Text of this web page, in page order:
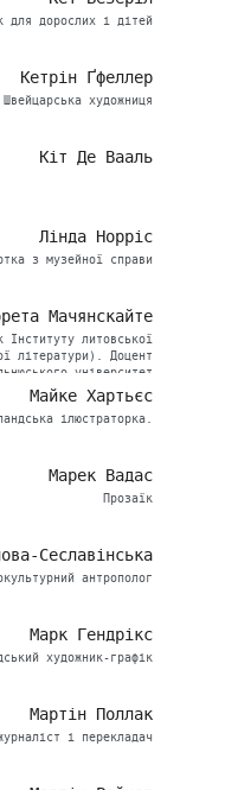
для дорослих і дітей
Кетрін Ґфеллер
Швейцарська художниця
Кіт Де Вааль
Лінда Норріс
з музейної справи
Мачянскайте
Інституту литовської
літератури). Доцент
університет
Майке Хартьєс
ілюстраторка.
Марек Вадас
Прозаїк
Сеславінська
антрополог
Марк Гендрікс
художник-графік
Мартін Поллак
і перекладач